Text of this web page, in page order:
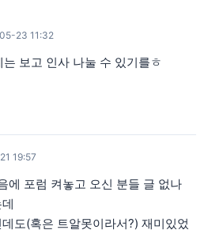
23 11:32
보고 인사 나눌 수 있기를ㅎ
19:57
에 포럼 켜놓고 오신 분들 글 없나
도(혹은 트알못이라서?) 재미있었